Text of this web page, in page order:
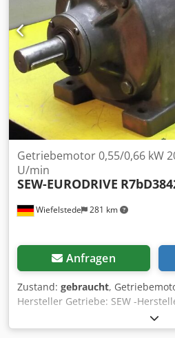
Wiefelstede 281 km
Getriebemotor 0,55/0,66 kW
U/min
SEW-EURODRIVE
Anfragen
Zustand: gebraucht,
Hersteller Getriebe: SEW -
20/40 U/min -Leistung: 0,55/0,66
Durchmesser Welle: Ø 35 mm